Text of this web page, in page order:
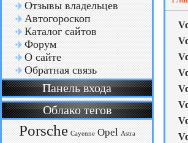
Отзывы владельцев
Автогороскоп
Каталог сайтов
Форум
О сайте
Обратная связь
Панель входа
Облако тегов
Porsche Cayenne Opel Astra